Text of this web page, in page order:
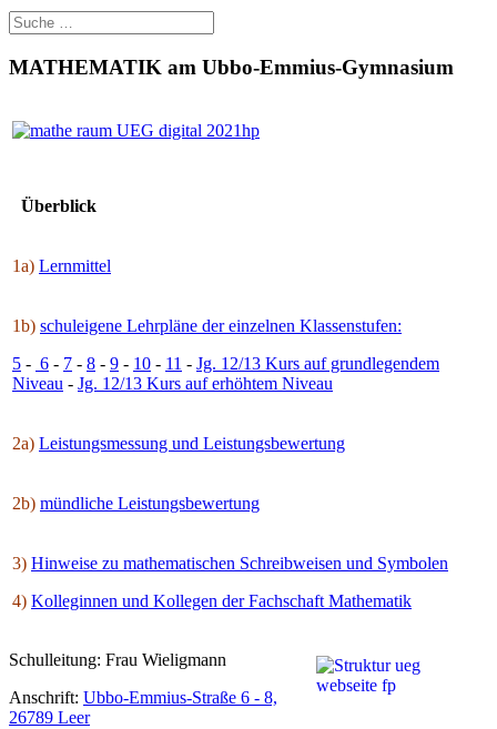
MATHEMATIK am Ubbo-Emmius-Gymnasium
Überblick
1a) Lernmittel
1b) schuleigene Lehrpläne der einzelnen Klassenstufen:
5 - 6 - 7 - 8 - 9 - 10 - 11 - Jg. 12/13 Kurs auf grundlegendem
Niveau - Jg. 12/13 Kurs auf erhöhtem Niveau
2a) Leistungsmessung und Leistungsbewertung
2b) mündliche Leistungsbewertung
3) Hinweise zu mathematischen Schreibweisen und Symbolen
4) Kolleginnen und Kollegen der Fachschaft Mathematik
Schulleitung: Frau Wieligmann
Anschrift: Ubbo-Emmius-Straße 6 - 8,
26789 Leer